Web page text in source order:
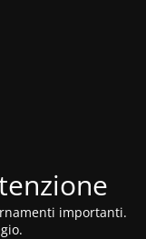
importanti.